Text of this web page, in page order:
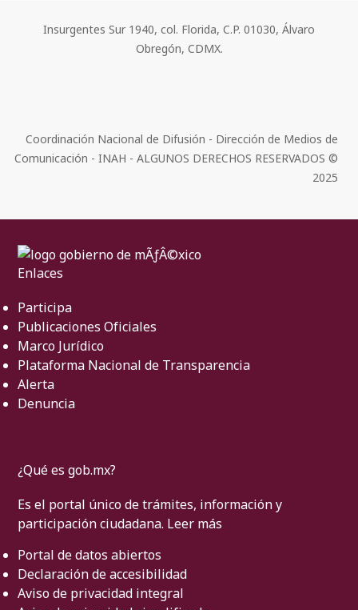
Insurgentes Sur 1940, col. Florida, C.P. 01030, Álvaro
Obregón, CDMX.
Coordinación Nacional de Difusión - Dirección de Medios de
Comunicación - INAH - ALGUNOS DERECHOS RESERVADOS ©
2025
Enlaces
Participa
Publicaciones Oficiales
Marco Jurídico
Plataforma Nacional de Transparencia
Alerta
Denuncia
¿Qué es gob.mx?
Es el portal único de trámites, información y
participación ciudadana. Leer más
Portal de datos abiertos
Declaración de accesibilidad
Aviso de privacidad integral